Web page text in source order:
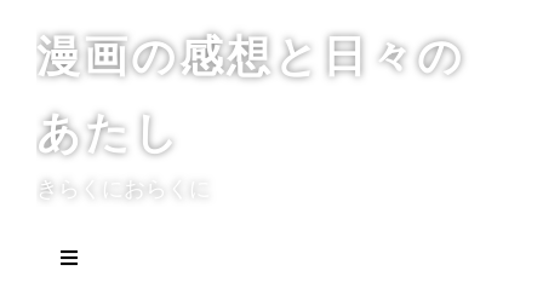
漫画の感想と日々の
あたし
きらくにおらくに